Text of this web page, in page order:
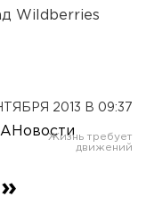
Wildberries
2013 В 09:37